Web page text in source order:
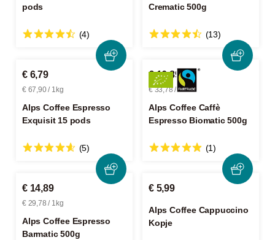
pods
(4)
Crematic 500g
(13)
€ 6,79
€ 67,90 / 1kg
Alps Coffee Espresso
Exquisit 15 pods
(5)
€ 16,89
€ 33,78 / 1kg
Alps Coffee Caffè
Espresso Biomatic 500g
(1)
€ 14,89
€ 29,78 / 1kg
Alps Coffee Espresso
Barmatic 500g
€ 5,99
Alps Coffee Cappuccino
Kopje